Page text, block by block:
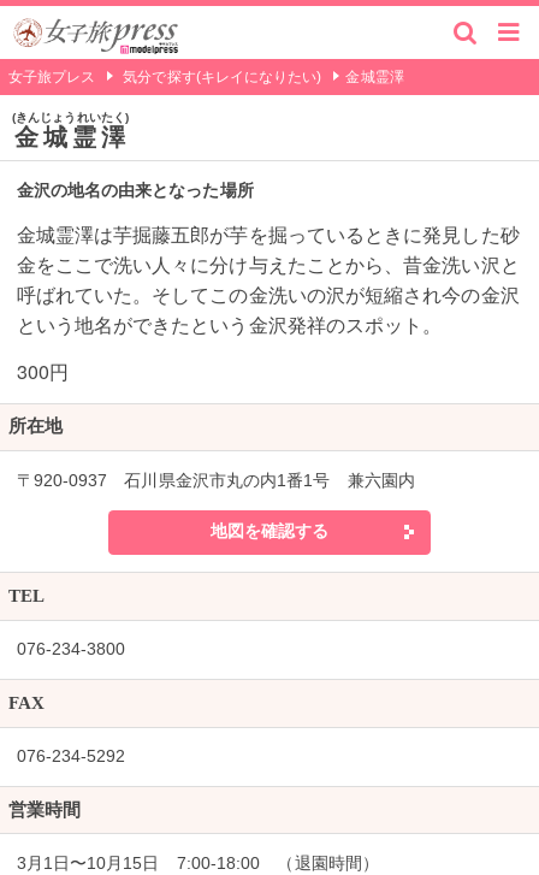
女子旅プレス 気分で探す(キレイになりたい) 金城霊澤
金城霊澤
きんじょうれいたく
金沢の地名の由来となった場所
金城霊澤は芋掘藤五郎が芋を掘っているときに発見した砂
金をここで洗い人々に分け与えたことから、昔金洗い沢と
呼ばれていた。そしてこの金洗いの沢が短縮され今の金沢
という地名ができたという金沢発祥のスポット。
300円
所在地
〒920-0937 石川県金沢市丸の内1番1号 兼六園内
地図を確認する
TEL
076-234-3800
FAX
076-234-5292
営業時間
3月1日〜10月15日 7:00-18:00 （退園時間）